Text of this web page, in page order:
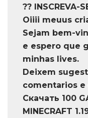
?? INSCREVA-
Oiiii meuus
Sejam bem-
e espero que
minhas lives.
Deixem
comentarios e
Скачать 100
MINECRAFT